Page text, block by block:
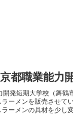
都職業能力
発短期大学校（舞鶴
ーメンを販売させ
ーメンの具材を少し変